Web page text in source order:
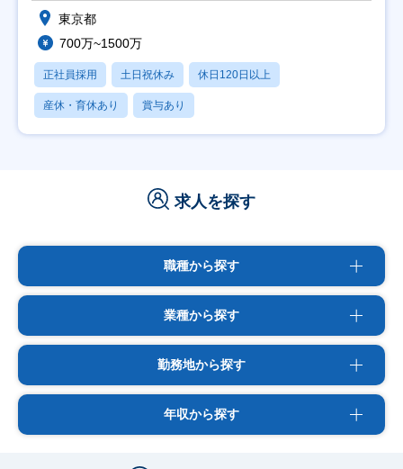
東京都
700万~1500万
正社員採用 土日祝休み 休日120日以上
産休・育休あり 賞与あり
求人を探す
職種から探す
業種から探す
勤務地から探す
年収から探す